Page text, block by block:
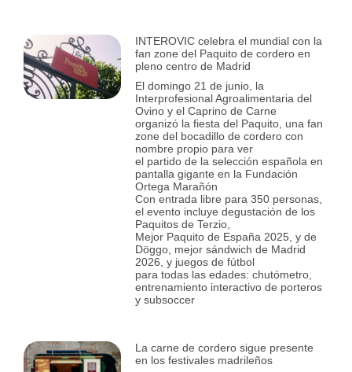
INTEROVIC celebra el mundial con la
fan zone del Paquito de cordero en
pleno centro de Madrid
El domingo 21 de junio, la
Interprofesional Agroalimentaria del
Ovino y el Caprino de Carne
organizó la fiesta del Paquito, una fan
zone del bocadillo de cordero con
nombre propio para ver
el partido de la selección española en
pantalla gigante en la Fundación
Ortega Marañón
Con entrada libre para 350 personas,
el evento incluye degustación de los
Paquitos de Terzio,
Mejor Paquito de España 2025, y de
Döggo, mejor sándwich de Madrid
2026, y juegos de fútbol
para todas las edades: chutómetro,
entrenamiento interactivo de porteros
y subsoccer
La carne de cordero sigue presente
en los festivales madrileños